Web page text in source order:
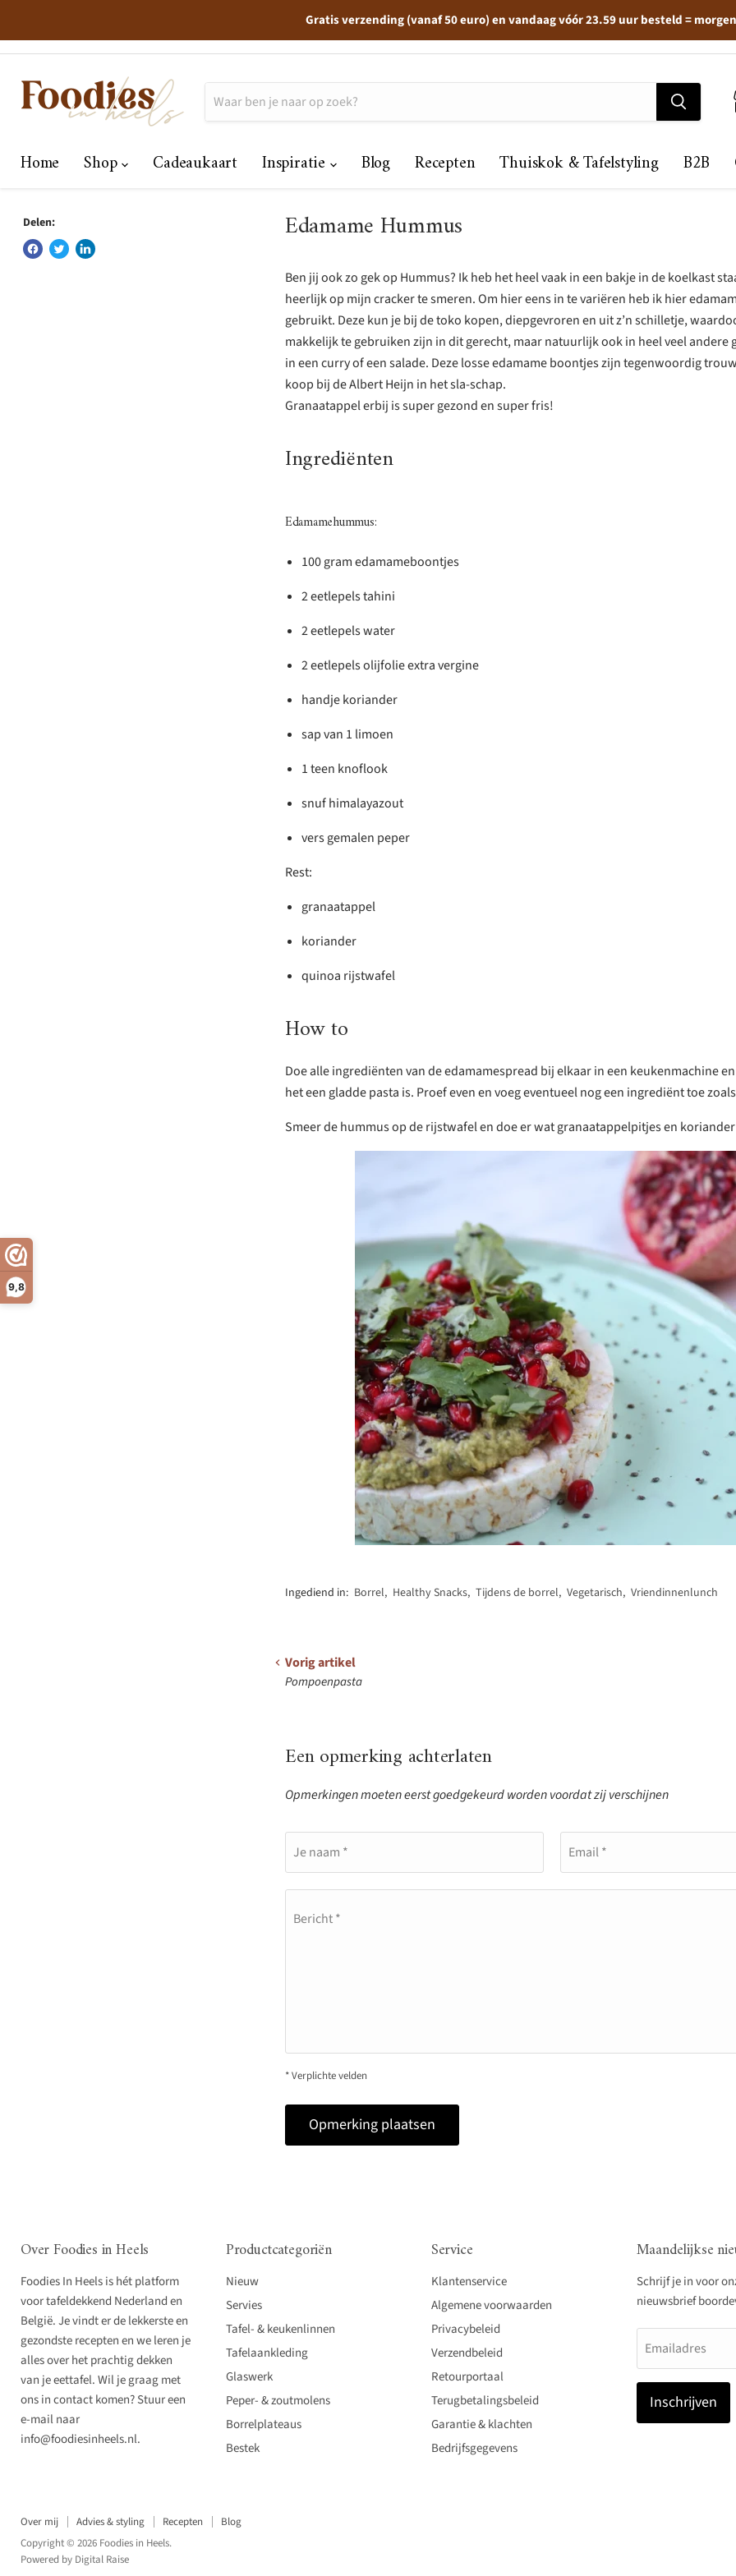
9,8
Gratis verzending (vanaf 50 euro) en vandaag vóór 23.59 uur besteld =
Home Shop Cadeaukaart Inspiratie Blog Recepten Thuiskok & Tafelstyling B2B
Delen: Edamame Hummus
Ben jij ook zo gek op Hummus? Ik heb het heel vaak in een bakje in de koelkast
heerlijk op mijn cracker te smeren. Om hier eens in te variëren heb ik hier
gebruikt. Deze kun je bij de toko kopen, diepgevroren en uit z’n schilletje,
makkelijk te gebruiken zijn in dit gerecht, maar natuurlijk ook in heel veel andere
in een curry of een salade. Deze losse edamame boontjes zijn tegenwoordig
koop bij de Albert Heijn in het sla-schap.
Granaatappel erbij is super gezond en super fris!
Ingrediënten
Edamamehummus:
100 gram edamameboontjes
2 eetlepels tahini
2 eetlepels water
2 eetlepels olijfolie extra vergine
handje koriander
sap van 1 limoen
1 teen knoflook
snuf himalayazout
vers gemalen peper
Rest:
granaatappel
koriander
quinoa rijstwafel
How to
Doe alle ingrediënten van de edamamespread bij elkaar in een keukenmachine
het een gladde pasta is. Proef even en voeg eventueel nog een ingrediënt toe
Smeer de hummus op de rijstwafel en doe er wat granaatappelpitjes en
Ingediend in: Borrel, Healthy Snacks, Tijdens de borrel, Vegetarisch, Vriendinnenlunch
Vorig artikel
Pompoenpasta
Een opmerking achterlaten
Opmerkingen moeten eerst goedgekeurd worden voordat zij verschijnen
Je naam * Email *
Bericht *
* Verplichte velden
Opmerking plaatsen
Over Foodies in Heels
Foodies In Heels is hét platform
voor tafeldekkend Nederland en
België. Je vindt er de lekkerste en
gezondste recepten en we leren je
alles over het prachtig dekken
van je eettafel. Wil je graag met
ons in contact komen? Stuur een
e-mail naar
info@foodiesinheels.nl.
Productcategoriën
Nieuw
Servies
Tafel- & keukenlinnen
Tafelaankleding
Glaswerk
Peper- & zoutmolens
Borrelplateaus
Bestek
Service
Klantenservice
Algemene voorwaarden
Privacybeleid
Verzendbeleid
Retourportaal
Terugbetalingsbeleid
Garantie & klachten
Bedrijfsgegevens
Maandelijkse
Schrijf je in voor
nieuwsbrief
Emailadres
Inschrijven
Over mij Advies & styling Recepten
Blog
Copyright © 2026 Foodies in Heels.
Powered by Digital Raise